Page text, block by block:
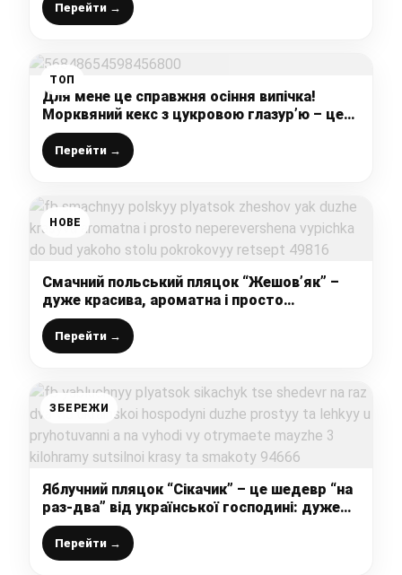
Перейти →
ТОП
Для мене це справжня осіння випічка!
Морквяний кекс з цукровою глазур’ю – це
дуже смачно, а аромат на увесь будинок!
Перейти →
НОВЕ
Смачний польський пляцок “Жешов’як” –
дуже красива, ароматна і просто
неперевершена випічка до будь-якого
столу, покроковий рецепт
Перейти →
ЗБЕРЕЖИ
Яблучний пляцок “Сікачик” – це шедевр “на
раз-два” від української господині: дуже
простий та легкий у приготуванні, а на
виході ви отримаєте майже 3 кілограми
суцільної краси та смакоти
Перейти →